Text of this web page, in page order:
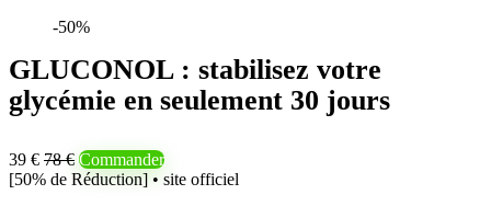
-50%
GLUCONOL : stabilisez votre
glycémie en seulement 30 jours
39 € 78 € Commander
[50% de Réduction] • site officiel